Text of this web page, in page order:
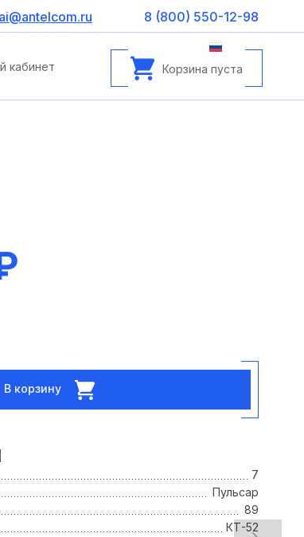
8 (800) 550-12-98
Корзина пуста
кабинет
В корзину
7
Пульсар
89
КТ-52